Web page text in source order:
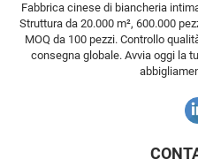
Fabbrica cinese di biancheria
Struttura da 20.000 m², 600.000
MOQ da 100 pezzi. Controllo
consegna globale. Avvia oggi la